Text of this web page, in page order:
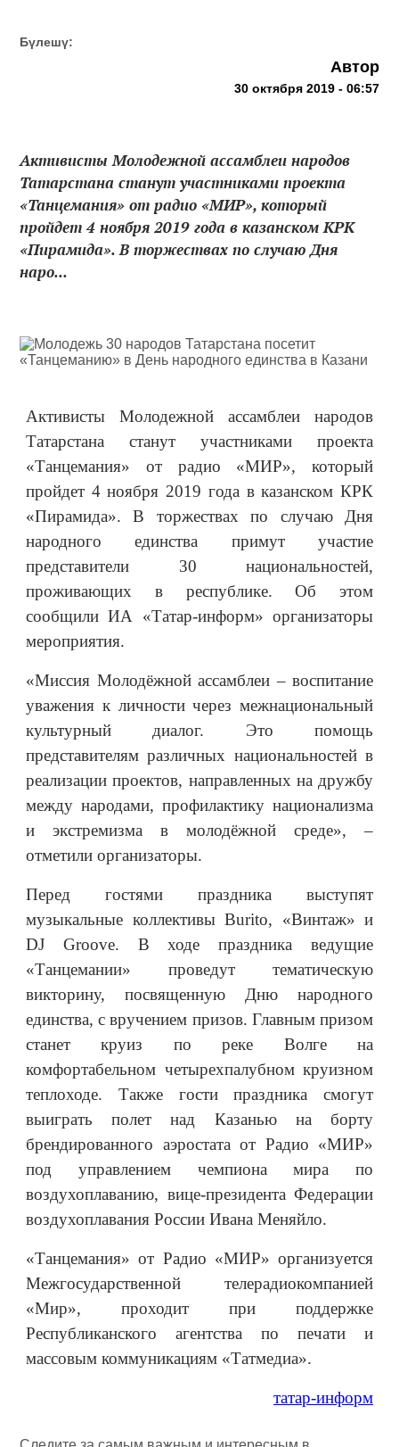
Бүлешү:
Автор
30 октября 2019 - 06:57
Активисты Молодежной ассамблеи народов
Татарстана станут участниками проекта
«Танцемания» от радио «МИР», который
пройдет 4 ноября 2019 года в казанском КРК
«Пирамида». В торжествах по случаю Дня
наро...
Активисты Молодежной ассамблеи народов
Татарстана станут участниками проекта
«Танцемания» от радио «МИР», который
пройдет 4 ноября 2019 года в казанском КРК
«Пирамида». В торжествах по случаю Дня
народного единства примут участие
представители 30 национальностей,
проживающих в республике. Об этом
сообщили ИА «Татар-информ» организаторы
мероприятия.
«Миссия Молодёжной ассамблеи – воспитание
уважения к личности через межнациональный
культурный диалог. Это помощь
представителям различных национальностей в
реализации проектов, направленных на дружбу
между народами, профилактику национализма
и экстремизма в молодёжной среде», –
отметили организаторы.
Перед гостями праздника выступят
музыкальные коллективы Burito, «Винтаж» и
DJ Groove. В ходе праздника ведущие
«Танцемании» проведут тематическую
викторину, посвященную Дню народного
единства, с вручением призов. Главным призом
станет круиз по реке Волге на
комфортабельном четырехпалубном круизном
теплоходе. Также гости праздника смогут
выиграть полет над Казанью на борту
брендированного аэростата от Радио «МИР»
под управлением чемпиона мира по
воздухоплаванию, вице-президента Федерации
воздухоплавания России Ивана Меняйло.
«Танцемания» от Радио «МИР» организуется
Межгосударственной телерадиокомпанией
«Мир», проходит при поддержке
Республиканского агентства по печати и
массовым коммуникациям «Татмедиа».
татар-информ